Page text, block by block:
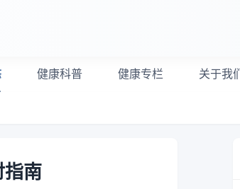
健康科普 健康专栏 关于我们
指南